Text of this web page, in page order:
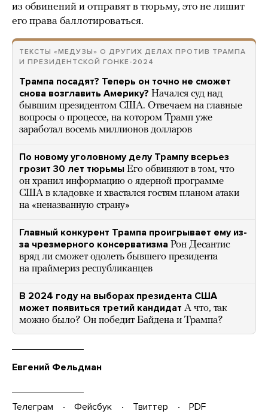
из обвинений и отправят в тюрьму, это не лишит
его права баллотироваться.
ТЕКСТЫ «МЕДУЗЫ» О ДРУГИХ ДЕЛАХ ПРОТИВ ТРАМПА
И ПРЕЗИДЕНТСКОЙ ГОНКЕ-2024
Трампа посадят? Теперь он точно не сможет
снова возглавить Америку? Начался суд над
бывшим президентом США. Отвечаем на главные
вопросы о процессе, на котором Трамп уже
заработал восемь миллионов долларов
По новому уголовному делу Трампу всерьез
грозит 30 лет тюрьмы Его обвиняют в том, что
он хранил информацию о ядерной программе
США в кладовке и хвастался гостям планом атаки
на «неназванную страну»
Главный конкурент Трампа проигрывает ему из-
за чрезмерного консерватизма Рон Десантис
вряд ли сможет одолеть бывшего президента
на праймериз республиканцев
В 2024 году на выборах президента США
может появиться третий кандидат А что, так
можно было? Он победит Байдена и Трампа?
Евгений Фельдман
Телеграм Фейсбук Твиттер
PDF